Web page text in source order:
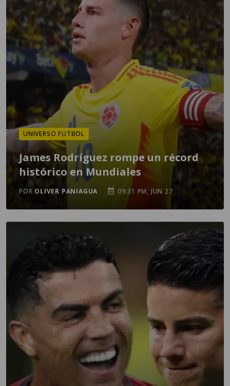
UNIVERSO FUTBOL
James Rodríguez rompe un récord
histórico en Mundiales
POR OLIVER PANIAGUA 09:31 PM, JUN 27